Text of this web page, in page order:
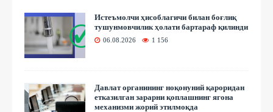
Истеъмолчи ҳисоблагичи билан боғлиқ
тушунмовчилик ҳолати бартараф қилинди
06.08.2026 1 156
Давлат органининг ноқонуний қароридан
етказилган зарарни қоплашнинг ягона
механизми жорий этилмоқда